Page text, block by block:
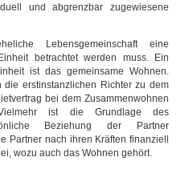
und abgrenzbar zugewiesene
Lebensgemeinschaft eine
betrachtet werden muss. Ein
ist das gemeinsame Wohnen.
erstinstanzlichen Richter zu dem
bei dem Zusammenwohnen
ist die Grundlage des
Beziehung der Partner
Partner nach ihren Kräften finanziell
wozu auch das Wohnen gehört.